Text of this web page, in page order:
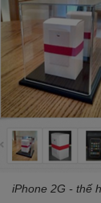
iPhone 2G - thế